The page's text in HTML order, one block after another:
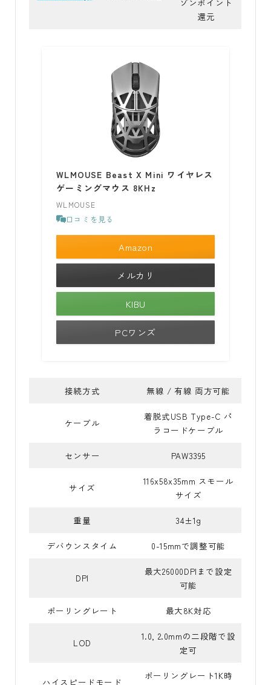
ゾンポイント
還元
WLMOUSE Beast X Mini ワイヤレス
ゲーミングマウス 8KHz
WLMOUSE
口コミを見る
Amazon
メルカリ
KIBU
PCワンズ
接続方式 無線 / 有線 両方可能
ケーブル
着脱式USB Type-C パ
ラコードケーブル
センサー PAW3395
サイズ
116x58x35mm スモール
サイズ
重量 34±1g
デバウンスタイム 0-15mmで調整可能
DPI
最大26000DPIまで設定
可能
ポーリングレート 最大8K対応
LOD
1.0, 2.0mmの二段階で設
定可
ハイスピードモード
ポーリングレート1K時